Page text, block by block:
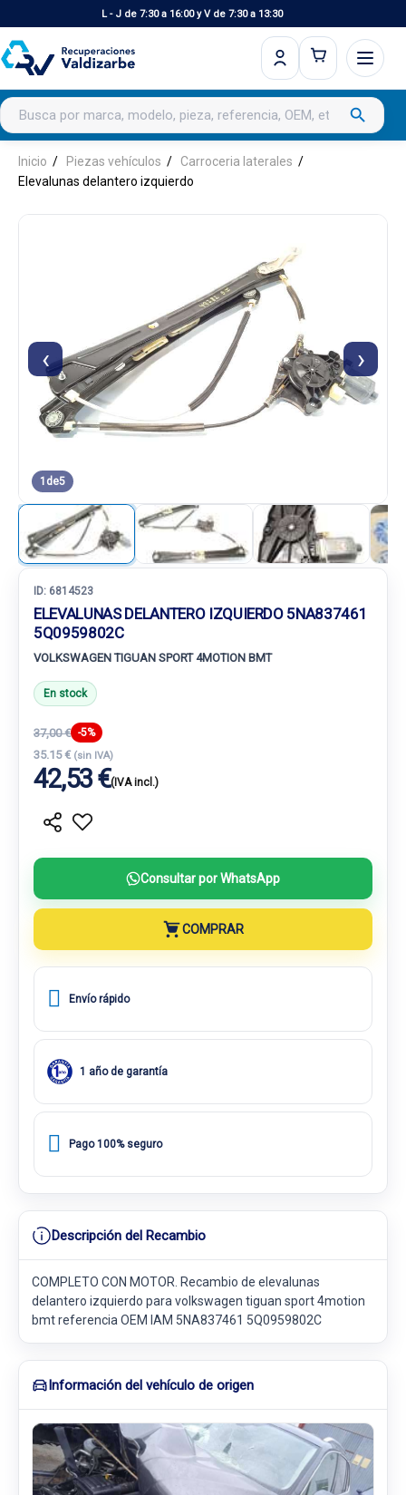
L - J de 7:30 a 16:00 y V de 7:30 a 13:30
Buscar productos search
Inicio Piezas vehículos
Carroceria laterales
Elevalunas delantero izquierdo
‹ ›
1 de5
ID: 6814523
ELEVALUNAS DELANTERO IZQUIERDO 5NA837461
5Q0959802C
VOLKSWAGEN TIGUAN SPORT 4MOTION BMT
En stock
37,00 € -5%
35.15 € (sin IVA)
42,53 €(IVA incl.)
Consultar por WhatsApp
COMPRAR
Envío rápido
1 año de garantía
Pago 100% seguro
Descripción del Recambio
COMPLETO CON MOTOR. Recambio de elevalunas
delantero izquierdo para volkswagen tiguan sport 4motion
bmt referencia OEM IAM 5NA837461 5Q0959802C
Información del vehículo de origen